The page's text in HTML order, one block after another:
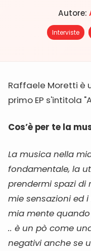
Autore:
Interviste
Raffaele Moretti è
primo EP s'intitola
Cos’è per te la
La musica nella
fondamentale, la
prendermi spazi di
mie sensazioni ed
mia mente
.. è un pò come
negativi anche se